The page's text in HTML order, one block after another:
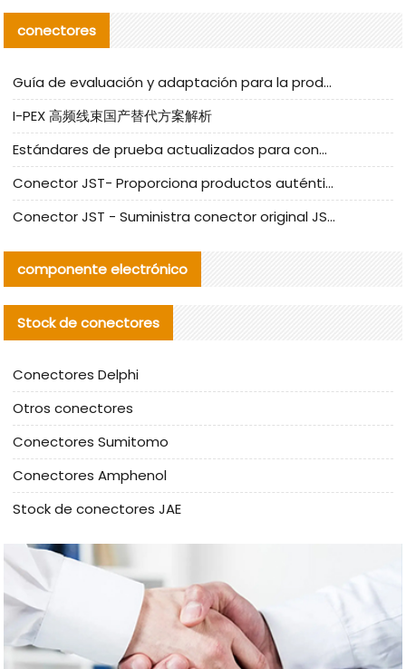
conectores
Guía de evaluación y adaptación para la producción en serie de componentes de cables nacionales para CNC Tech
I-PEX 高频线束国产替代方案解析
Estándares de prueba actualizados para conectores nacionales bajo la referencia de CLIFF
Conector JST- Proporciona productos auténticos y alternativos del conector JST NSHR-02V-S
Conector JST - Suministra conector original JST GHR-09V-S | productos alternativos
componente electrónico
Stock de conectores
Conectores Delphi
Otros conectores
Conectores Sumitomo
Conectores Amphenol
Stock de conectores JAE